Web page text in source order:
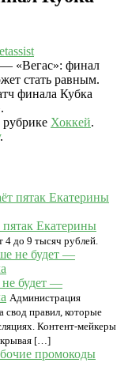
«Вегас»: финал
стать равным.
финала Кубка
рубрике Хоккей.
.
Екатерины
4 до 9 тысяч рублей.
будет —
Администрация
правил, которые
Контент-мейкеры
[…]